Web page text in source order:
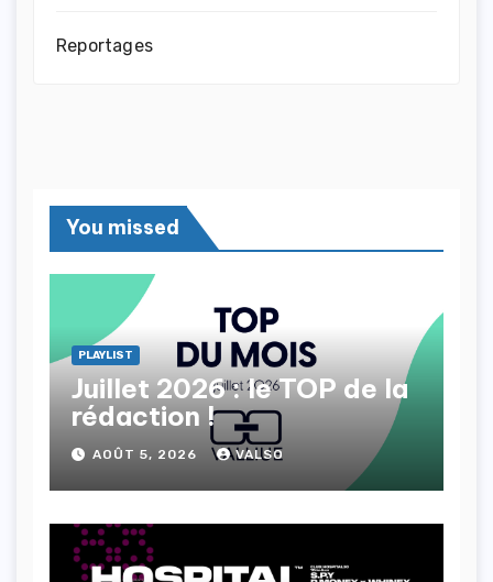
Reportages
You missed
PLAYLIST
Juillet 2026 : le TOP de la
rédaction !
AOÛT 5, 2026 VALSO